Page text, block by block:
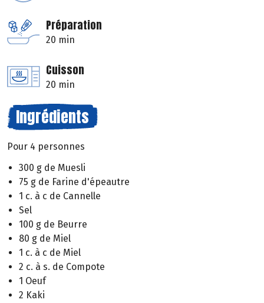
Préparation
20 min
Cuisson
20 min
Ingrédients
Pour 4 personnes
300 g de Muesli
75 g de Farine d'épeautre
1 c. à c de Cannelle
Sel
100 g de Beurre
80 g de Miel
1 c. à c de Miel
2 c. à s. de Compote
1 Oeuf
2 Kaki